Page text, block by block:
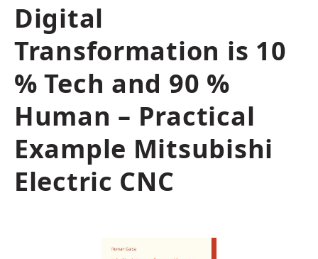
Digital
Transformation is 10
% Tech and 90 %
Human – Practical
Example Mitsubishi
Electric CNC
Bildergalerie überspringen